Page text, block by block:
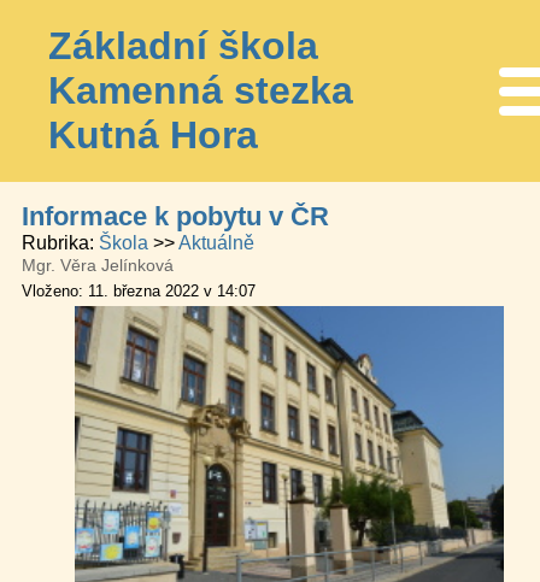
Základní škola
Kamenná stezka
Kutná Hora
Informace k pobytu v ČR
Rubrika Škola Aktuálně
Mgr. Věra Jelínková
Vloženo: 11. března 2022 v 14:07